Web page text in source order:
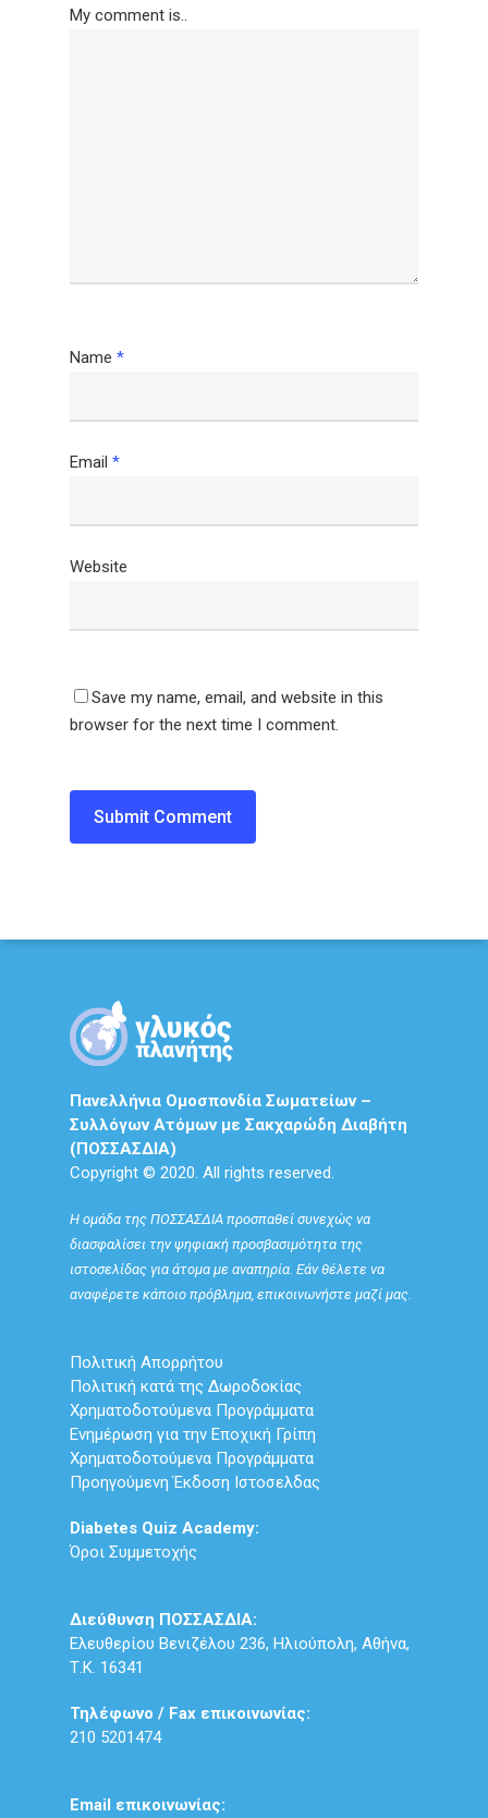
My comment is..
Name *
Email *
Website
Save my name, email, and website in this
browser for the next time I comment.
Πανελλήνια Ομοσπονδία Σωματείων –
Συλλόγων Ατόμων με Σακχαρώδη Διαβήτη
(ΠΟΣΣΑΣΔΙΑ)
Copyright © 2020. All rights reserved.
Η ομάδα της ΠΟΣΣΑΣΔΙΑ προσπαθεί συνεχώς να
διασφαλίσει την ψηφιακή προσβασιμότητα της
ιστοσελίδας για άτομα με αναπηρία. Εάν θέλετε να
αναφέρετε κάποιο πρόβλημα, επικοινωνήστε μαζί μας.
Πολιτική Απορρήτου
Πολιτική κατά της Δωροδοκίας
Χρηματοδοτούμενα Προγράμματα
Ενημέρωση για την Εποχική Γρίπη
Χρηματοδοτούμενα Προγράμματα
Προηγούμενη Έκδοση Ιστοσελδας
Diabetes Quiz Academy:
Όροι Συμμετοχής
Διεύθυνση ΠΟΣΣΑΣΔΙΑ:
Ελευθερίου Βενιζέλου 236, Ηλιούπολη, Αθήνα,
Τ.Κ. 16341
Τηλέφωνο / Fax επικοινωνίας:
210 5201474
Email επικοινωνίας: